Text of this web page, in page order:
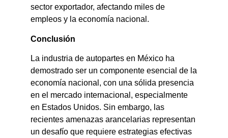
sector exportador, afectando miles de
empleos y la economía nacional.
Conclusión
La industria de autopartes en México ha
demostrado ser un componente esencial de la
economía nacional, con una sólida presencia
en el mercado internacional, especialmente
en Estados Unidos. Sin embargo, las
recientes amenazas arancelarias representan
un desafío que requiere estrategias efectivas